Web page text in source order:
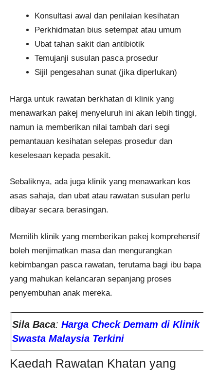
Konsultasi awal dan penilaian kesihatan
Perkhidmatan bius setempat atau umum
Ubat tahan sakit dan antibiotik
Temujanji susulan pasca prosedur
Sijil pengesahan sunat (jika diperlukan)
Harga untuk rawatan berkhatan di klinik yang
menawarkan pakej menyeluruh ini akan lebih tinggi,
namun ia memberikan nilai tambah dari segi
pemantauan kesihatan selepas prosedur dan
keselesaan kepada pesakit.
Sebaliknya, ada juga klinik yang menawarkan kos
asas sahaja, dan ubat atau rawatan susulan perlu
dibayar secara berasingan.
Memilih klinik yang memberikan pakej komprehensif
boleh menjimatkan masa dan mengurangkan
kebimbangan pasca rawatan, terutama bagi ibu bapa
yang mahukan kelancaran sepanjang proses
penyembuhan anak mereka.
Sila Baca: Harga Check Demam di Klinik
Swasta Malaysia Terkini
Kaedah Rawatan Khatan yang